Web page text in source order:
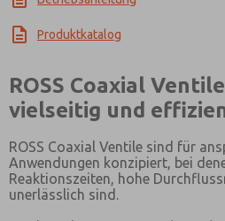
Produktkatalog
ROSS Coaxial
vielseitig und
ROSS Coaxial Ventile sind für
Anwendungen konzipiert, bei
Reaktionszeiten, hohe
unerlässlich sind.